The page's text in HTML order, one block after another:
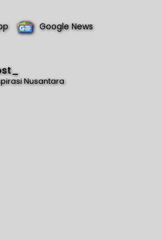
Google News
Nusantara